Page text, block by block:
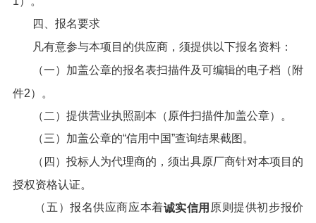
四、报名要求
凡有意参与本项目的供应商，须提供以下报名资料：
（一）加盖公章的报名表扫描件及可编辑的电子档（附
件2）。
（二）提供营业执照副本（原件扫描件加盖公章）。
（三）加盖公章的“信用中国”查询结果截图。
（四）投标人为代理商的，须出具原厂商针对本项目的
授权资格认证。
（五）报名供应商应本着诚实信用 原则提供初步报价